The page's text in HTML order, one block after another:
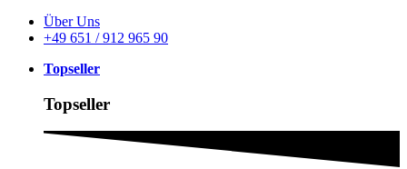
Über Uns
+49 651 / 912 965 90
Topseller
Topseller